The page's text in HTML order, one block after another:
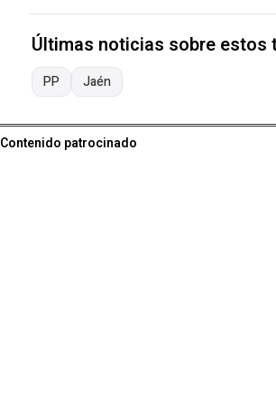
Últimas noticias sobre estos
PP Jaén
Contenido patrocinado